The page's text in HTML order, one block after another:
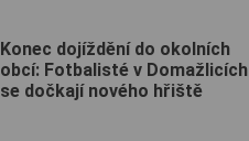
Konec dojíždění do okolních
obcí: Fotbalisté v Domažlicích
se dočkají nového hřiště